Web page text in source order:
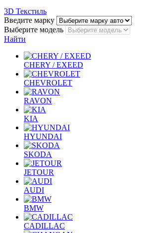
3D Текстиль
Введите марку
Выберите модель
Найти
CHERY / EXEED
CHEVROLET
RAVON
KIA
HYUNDAI
SKODA
JETOUR
AUDI
BMW
CADILLAC